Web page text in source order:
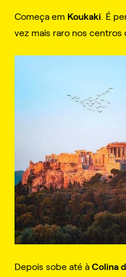
Começa em Koukaki. É
vez mais raro nos
Depois sobe até à Colina